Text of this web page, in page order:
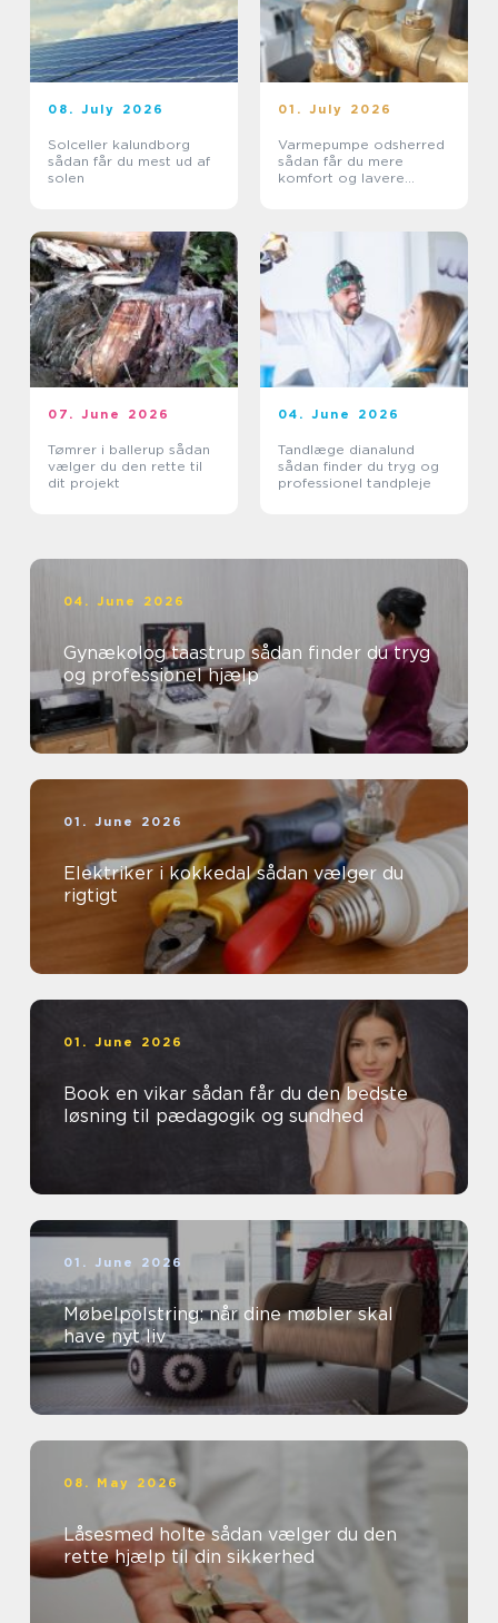
08. July 2026
Solceller kalundborg
sådan får du mest ud af
solen
01. July 2026
Varmepumpe odsherred
sådan får du mere
komfort og lavere
07. June 2026
Tømrer i ballerup sådan
vælger du den rette til
dit projekt
04. June 2026
Tandlæge dianalund
sådan finder du tryg og
professionel tandpleje
04. June 2026
Gynækolog taastrup sådan finder du tryg
og professionel hjælp
01. June 2026
Elektriker i kokkedal sådan vælger du
rigtigt
01. June 2026
Book en vikar sådan får du den bedste
løsning til pædagogik og sundhed
01. June 2026
Møbelpolstring: når dine møbler skal
have nyt liv
08. May 2026
Låsesmed holte sådan vælger du den
rette hjælp til din sikkerhed